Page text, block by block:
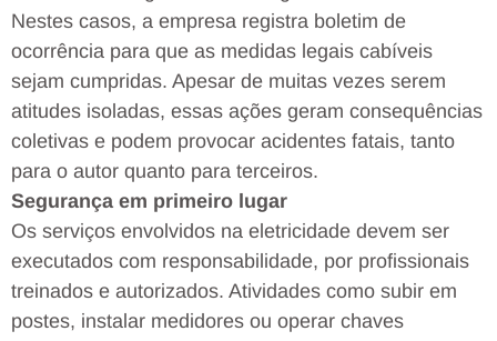
Nestes casos, a empresa registra boletim de
ocorrência para que as medidas legais cabíveis
sejam cumpridas. Apesar de muitas vezes serem
atitudes isoladas, essas ações geram consequências
coletivas e podem provocar acidentes fatais, tanto
para o autor quanto para terceiros.
Segurança em primeiro lugar
Os serviços envolvidos na eletricidade devem ser
executados com responsabilidade, por profissionais
treinados e autorizados. Atividades como subir em
postes, instalar medidores ou operar chaves